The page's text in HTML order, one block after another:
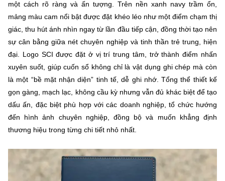
một cách rõ ràng và ấn tượng. Trên nền xanh navy trầm ổn,
mảng màu cam nổi bật được đặt khéo léo như một điểm chạm thị
giác, thu hút ánh nhìn ngay từ lần đầu tiếp cận, đồng thời tạo nên
sự cân bằng giữa nét chuyên nghiệp và tinh thần trẻ trung, hiện
đại. Logo SCI được đặt ở vị trí trung tâm, trở thành điểm nhấn
xuyên suốt, giúp cuốn sổ không chỉ là vật dụng ghi chép mà còn
là một “bề mặt nhận diện” tinh tế, dễ ghi nhớ. Tổng thể thiết kế
gọn gàng, mạch lạc, không cầu kỳ nhưng vẫn đủ khác biệt để tạo
dấu ấn, đặc biệt phù hợp với các doanh nghiệp, tổ chức hướng
đến hình ảnh chuyên nghiệp, đồng bộ và muốn khẳng định
thương hiệu trong từng chi tiết nhỏ nhất.